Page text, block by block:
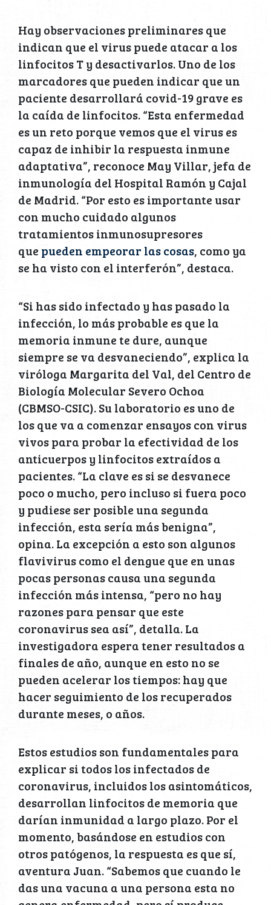
Hay observaciones preliminares que
indican que el virus puede atacar a los
linfocitos T y desactivarlos. Uno de los
marcadores que pueden indicar que un
paciente desarrollará covid-19 grave es
la caída de linfocitos. “Esta enfermedad
es un reto porque vemos que el virus es
capaz de inhibir la respuesta inmune
adaptativa”, reconoce May Villar, jefa de
inmunología del Hospital Ramón y Cajal
de Madrid. “Por esto es importante usar
con mucho cuidado algunos
tratamientos inmunosupresores
que pueden empeorar las cosas, como ya
se ha visto con el interferón”, destaca.
“Si has sido infectado y has pasado la
infección, lo más probable es que la
memoria inmune te dure, aunque
siempre se va desvaneciendo”, explica la
viróloga Margarita del Val, del Centro de
Biología Molecular Severo Ochoa
(CBMSO-CSIC). Su laboratorio es uno de
los que va a comenzar ensayos con virus
vivos para probar la efectividad de los
anticuerpos y linfocitos extraídos a
pacientes. “La clave es si se desvanece
poco o mucho, pero incluso si fuera poco
y pudiese ser posible una segunda
infección, esta sería más benigna”,
opina. La excepción a esto son algunos
flavivirus como el dengue que en unas
pocas personas causa una segunda
infección más intensa, “pero no hay
razones para pensar que este
coronavirus sea así”, detalla. La
investigadora espera tener resultados a
finales de año, aunque en esto no se
pueden acelerar los tiempos: hay que
hacer seguimiento de los recuperados
durante meses, o años.
Estos estudios son fundamentales para
explicar si todos los infectados de
coronavirus, incluidos los asintomáticos,
desarrollan linfocitos de memoria que
darían inmunidad a largo plazo. Por el
momento, basándose en estudios con
otros patógenos, la respuesta es que sí,
aventura Juan. “Sabemos que cuando le
das una vacuna a una persona esta no